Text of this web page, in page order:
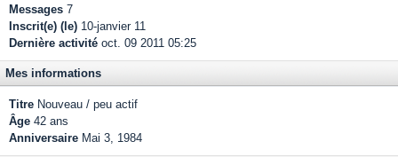
Messages 7
Inscrit(e) (le) 10-janvier 11
Dernière activité oct. 09 2011 05:25
Mes informations
Titre Nouveau / peu actif
Âge 42 ans
Anniversaire Mai 3, 1984